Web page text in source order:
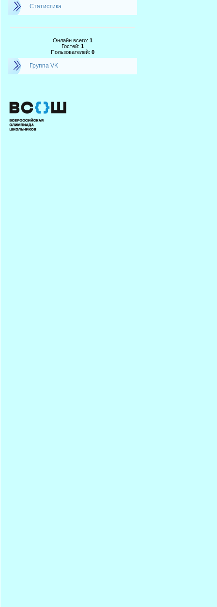
Статистика
Онлайн всего: 1
Гостей: 1
Пользователей: 0
Группа VK